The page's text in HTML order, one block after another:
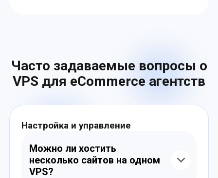
Часто задаваемые вопросы о
VPS для eCommerce агентств
Настройка и управление
Можно ли хостить
несколько сайтов на одном
VPS?